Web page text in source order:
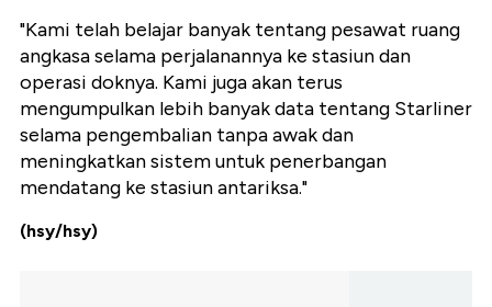
"Kami telah belajar banyak tentang pesawat ruang
angkasa selama perjalanannya ke stasiun dan
operasi doknya. Kami juga akan terus
mengumpulkan lebih banyak data tentang Starliner
selama pengembalian tanpa awak dan
meningkatkan sistem untuk penerbangan
mendatang ke stasiun antariksa."
(hsy/hsy)